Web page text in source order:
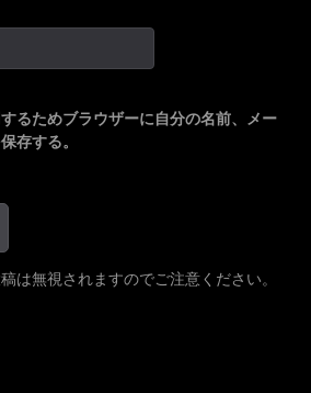
るためブラウザーに自分の名前、メー
存する。
は無視されますのでご注意ください。